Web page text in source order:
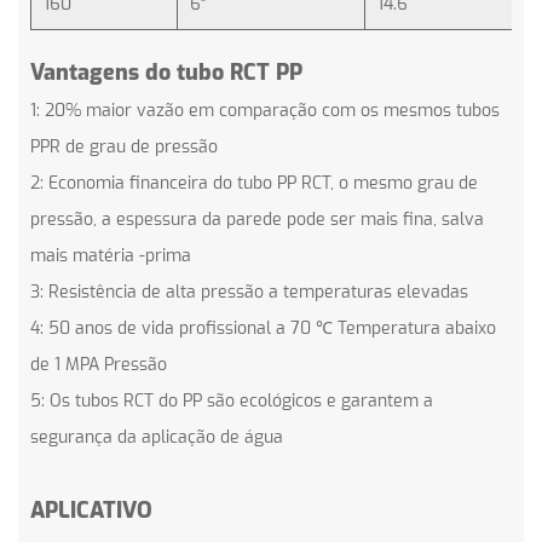
Vantagens do tubo RCT PP
1: 20% maior vazão em comparação com os mesmos tubos
PPR de grau de pressão
2: Economia financeira do tubo PP RCT, o mesmo grau de
pressão, a espessura da parede pode ser mais fina, salva
mais matéria -prima
3: Resistência de alta pressão a temperaturas elevadas
4: 50 anos de vida profissional a 70 ℃ Temperatura abaixo
de 1 MPA Pressão
5: Os tubos RCT do PP são ecológicos e garantem a
segurança da aplicação de água
APLICATIVO